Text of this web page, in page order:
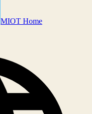
MIOT Home